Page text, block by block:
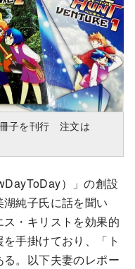
冊子を刊行 注文は
）」の創設
純子氏に話を聞い
・キリストを効果的
手掛けており、「ト
。以下夫妻のレポー